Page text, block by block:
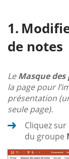
de notes
LeMasque des
la page pour
présentation
seule page).
Cliquez
du groupe